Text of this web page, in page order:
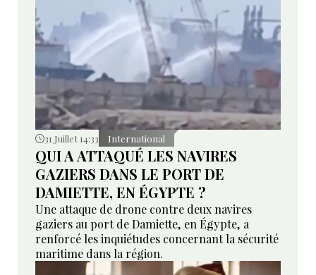
31 Juillet 14:33 International
QUI A ATTAQUÉ LES NAVIRES
GAZIERS DANS LE PORT DE
DAMIETTE, EN ÉGYPTE ?
Une attaque de drone contre deux navires
gaziers au port de Damiette, en Égypte, a
renforcé les inquiétudes concernant la sécurité
maritime dans la région.